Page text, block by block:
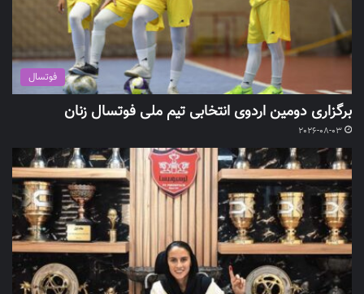
فوتسال
برگزاری دومین اردوی انتخابی تیم ملی فوتسال زنان
2026-08-03